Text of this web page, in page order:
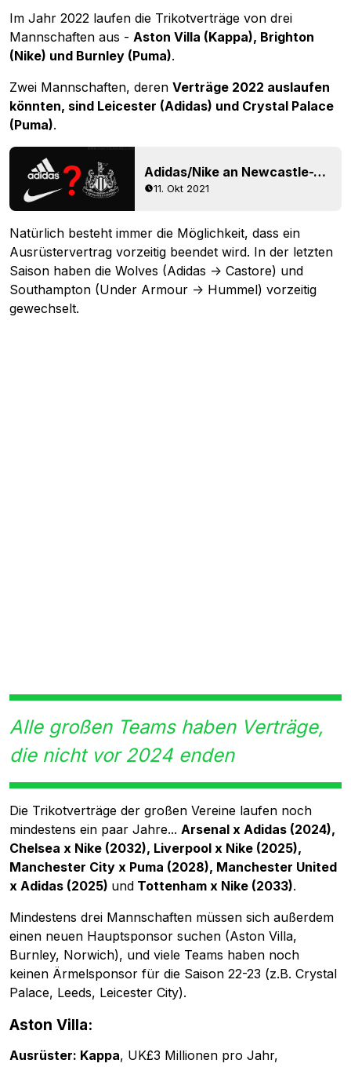
Im Jahr 2022 laufen die Trikotverträge von drei
Mannschaften aus - Aston Villa (Kappa), Brighton
(Nike) und Burnley (Puma).
Zwei Mannschaften, deren Verträge 2022 auslaufen
könnten, sind Leicester (Adidas) und Crystal Palace
(Puma).
Adidas/Nike an Newcastle-Trikotdeal interessiert?
11. Okt 2021
Natürlich besteht immer die Möglichkeit, dass ein
Ausrüstervertrag vorzeitig beendet wird. In der letzten
Saison haben die Wolves (Adidas -> Castore) und
Southampton (Under Armour -> Hummel) vorzeitig
gewechselt.
Alle großen Teams haben Verträge,
die nicht vor 2024 enden
Die Trikotverträge der großen Vereine laufen noch
mindestens ein paar Jahre... Arsenal x Adidas (2024),
Chelsea x Nike (2032), Liverpool x Nike (2025),
Manchester City x Puma (2028), Manchester United
x Adidas (2025) und Tottenham x Nike (2033).
Mindestens drei Mannschaften müssen sich außerdem
einen neuen Hauptsponsor suchen (Aston Villa,
Burnley, Norwich), und viele Teams haben noch
keinen Ärmelsponsor für die Saison 22-23 (z.B. Crystal
Palace, Leeds, Leicester City).
Aston Villa:
Ausrüster: Kappa, UK£3 Millionen pro Jahr,